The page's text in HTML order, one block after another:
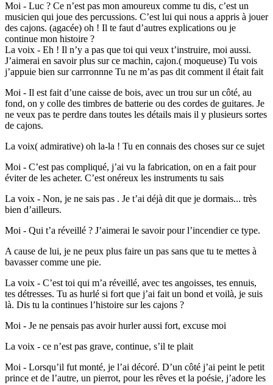
Moi - Luc ? Ce n’est pas mon amoureux comme tu dis, c’est un
musicien qui joue des percussions. C’est lui qui nous a appris à jouer
des cajons. (agacée) oh ! Il te faut d’autres explications ou je
continue mon histoire ?
La voix - Eh ! Il n’y a pas que toi qui veux t’instruire, moi aussi.
J’aimerai en savoir plus sur ce machin, cajon.( moqueuse) Tu vois
j’appuie bien sur carrronnne Tu ne m’as pas dit comment il était fait
Moi - Il est fait d’une caisse de bois, avec un trou sur un côté, au
fond, on y colle des timbres de batterie ou des cordes de guitares. Je
ne veux pas te perdre dans toutes les détails mais il y plusieurs sortes
de cajons.
La voix( admirative) oh la-la ! Tu en connais des choses sur ce sujet
Moi - C’est pas compliqué, j’ai vu la fabrication, on en a fait pour
éviter de les acheter. C’est onéreux les instruments tu sais
La voix - Non, je ne sais pas . Je t’ai déjà dit que je dormais... très
bien d’ailleurs.
Moi - Qui t’a réveillé ? J’aimerai le savoir pour l’incendier ce type.
A cause de lui, je ne peux plus faire un pas sans que tu te mettes à
bavasser comme une pie.
La voix - C’est toi qui m’a réveillé, avec tes angoisses, tes ennuis,
tes détresses. Tu as hurlé si fort que j’ai fait un bond et voilà, je suis
là. Dis tu la continues l’histoire sur les cajons ?
Moi - Je ne pensais pas avoir hurler aussi fort, excuse moi
La voix - ce n’est pas grave, continue, s’il te plait
Moi - Lorsqu’il fut monté, je l’ai décoré. D’un côté j’ai peint le petit
prince et de l’autre, un pierrot, pour les rêves et la poésie, j’adore les